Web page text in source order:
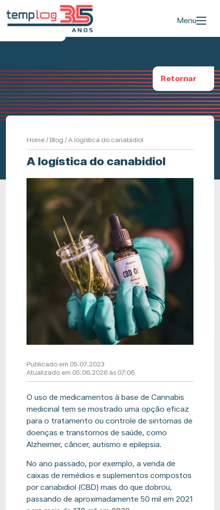
Menu
Retornar
Home/Blog /A logística do canabidiol
A logística do canabidiol
Publicado em 05.07.2023
Atualizado em 05.06.2026 às 07:06
O uso de medicamentos à base de Cannabis
medicinal tem se mostrado uma opção eficaz
parao tratamento ou controle de sintomas de
doenças e transtornos de saúde, como
Alzheimer, câncer, autismo e epilepsia.
No ano passado, por exemplo, a venda de
caixas de remédios e suplementos compostos
por canabidiol (CBD) mais do que dobrou,
passando de aproximadamente 50 mil em 2021